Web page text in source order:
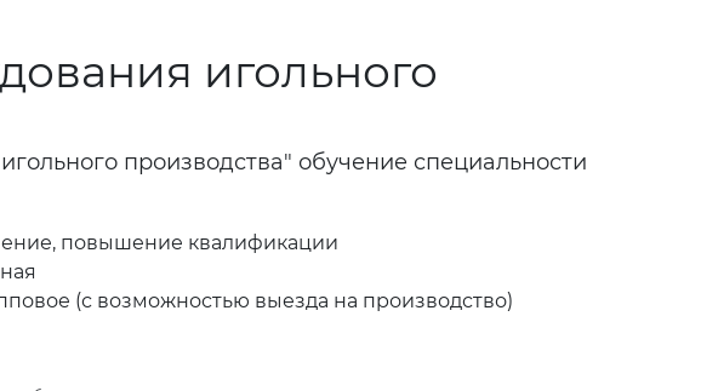
игольного
производства" обучение специальности
повышение квалификации
(с возможностью выезда на производство)